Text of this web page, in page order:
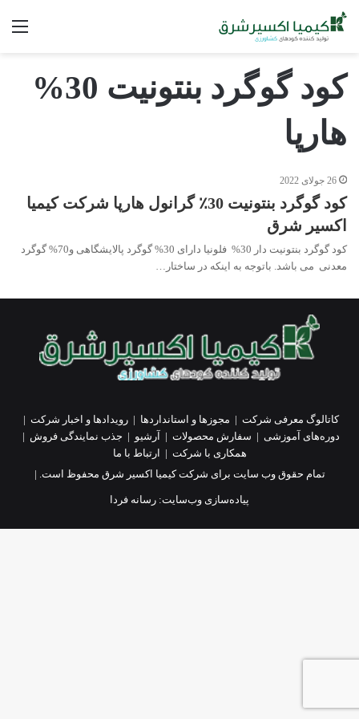
کود گوگرد بنتونیت 30%
هارپا
26 جولای 2022
کود گوگرد بنتونیت 30٪ گرانول هارپا شرکت کیمیا
اکسیر شرق
کود گوگرد بنتونیت دار 30% فلونیا دارای 30% گوگرد پالایشگاهی و70% گوگرد
معدنی می باشد. باتوجه به اینکه در ساختار…
کاتالوگ معرفی شرکت | مجوزها و استانداردها |رویدادها و اخبار شرکت |
دوره‌های آموزشی | سفارش محصولات | آرشیو | جذب نمایندگی فروش |
همکاری با شرکت |
ارتباط با ما
تمام حقوق وب سایت برای شرکت کیمیا اکسیر شرق محفوظ است. |
پیاده‌سازی وب‌سایت: رسانه فردا